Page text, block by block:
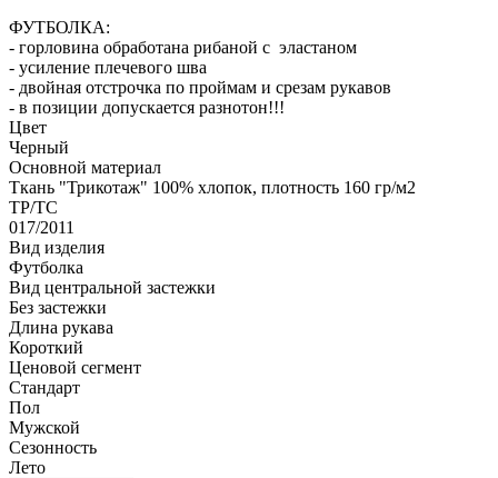
ФУТБОЛКА:
- горловина обработана рибаной с эластаном
- усиление плечевого шва
- двойная отстрочка по проймам и срезам рукавов
- в позиции допускается разнотон!!!
Цвет
Черный
Основной материал
Ткань "Трикотаж" 100% хлопок, плотность 160 гр/м2
ТР/ТС
017/2011
Вид изделия
Футболка
Вид центральной застежки
Без застежки
Длина рукава
Короткий
Ценовой сегмент
Стандарт
Пол
Мужской
Сезонность
Лето